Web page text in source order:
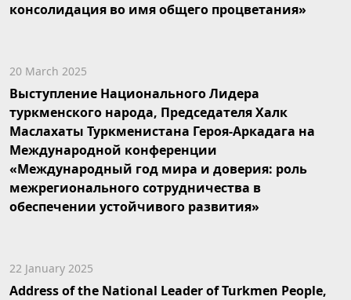
консолидация во имя общего процветания»
20 March 2025
Выступление Национального Лидера
туркменского народа, Председателя Халк
Маслахаты Туркменистана Героя-Аркадага на
Международной конференции
«Международный год мира и доверия: роль
межрегионального сотрудничества в
обеспечении устойчивого развития»
22 January 2025
Address of the National Leader of Turkmen People,